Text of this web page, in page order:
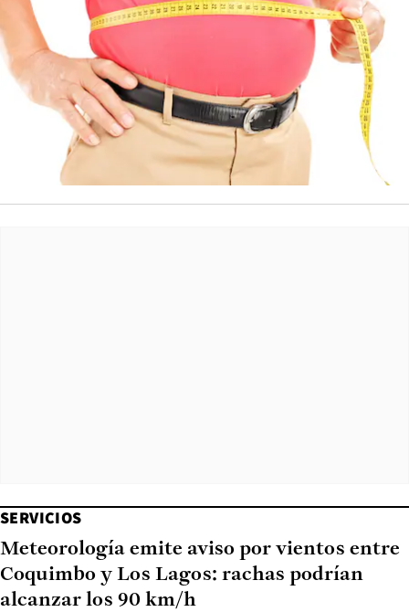
SERVICIOS
Meteorología emite aviso por vientos entre
Coquimbo y Los Lagos: rachas podrían
alcanzar los 90 km/h